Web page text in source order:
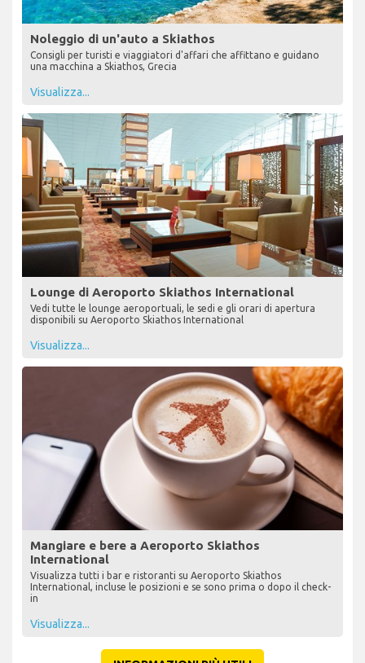
Noleggio di un'auto a Skiathos
Consigli per turisti e viaggiatori d'affari che affittano e guidano
una macchina a Skiathos, Grecia
Visualizza...
Lounge di Aeroporto Skiathos International
Vedi tutte le lounge aeroportuali, le sedi e gli orari di apertura
disponibili su Aeroporto Skiathos International
Visualizza...
Mangiare e bere a Aeroporto Skiathos
International
Visualizza tutti i bar e ristoranti su Aeroporto Skiathos
International, incluse le posizioni e se sono prima o dopo il check-
in
Visualizza...